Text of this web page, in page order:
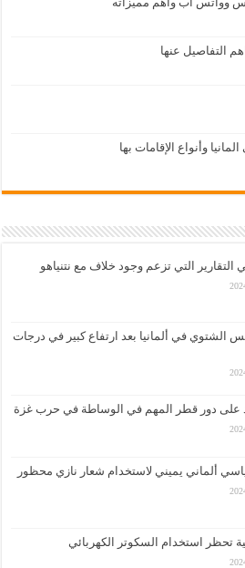
وأنواع الإقامات بها
التقارير التي تزعم وجود خلاف مع نتنياهو
الشتوي في ألمانيا بعد ارتفاع كبير في درجات
على دور قطر المهم في الوساطة في حرب غزة
ألماني يميني لاستخدام شعار نازي محظور
تحظر استخدام السكوتر الكهربائي